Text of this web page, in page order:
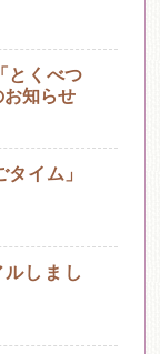
とくべつ
知らせ
イム」
しまし